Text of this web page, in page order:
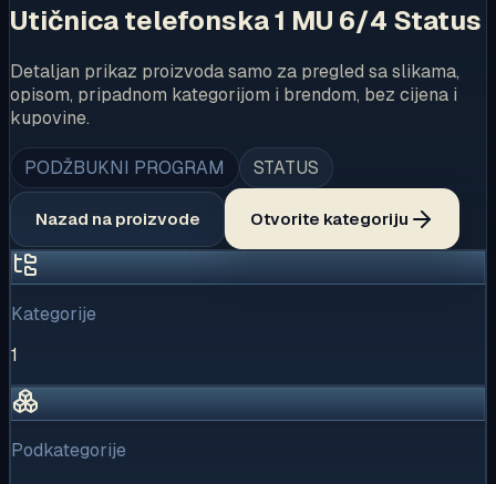
Utičnica telefonska 1 MU 6/4 Status
Detaljan prikaz proizvoda samo za pregled sa slikama,
opisom, pripadnom kategorijom i brendom, bez cijena i
kupovine.
PODŽBUKNI PROGRAM STATUS
Nazad na proizvode Otvorite kategoriju
Kategorije
1
Podkategorije